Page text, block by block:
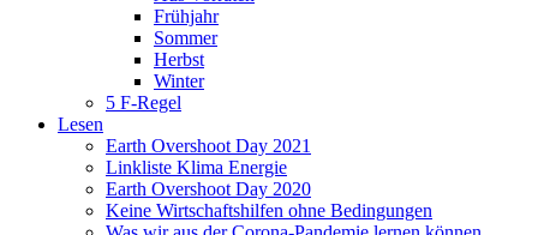
Frühjahr
Sommer
Herbst
Winter
5 F-Regel
Lesen
Earth Overshoot Day 2021
Linkliste Klima Energie
Earth Overshoot Day 2020
Keine Wirtschaftshilfen ohne Bedingungen